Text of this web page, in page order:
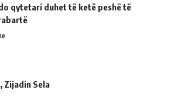
qytetari duhet të ketë peshë të
, Zijadin Sela